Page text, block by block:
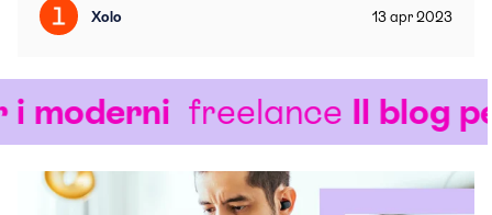
Xolo 13 apr 2023
freelance Il blog